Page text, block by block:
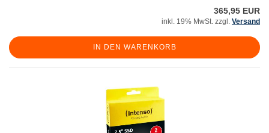
365,95 EUR
inkl. 19% MwSt. zzgl. Versand
IN DEN WARENKORB